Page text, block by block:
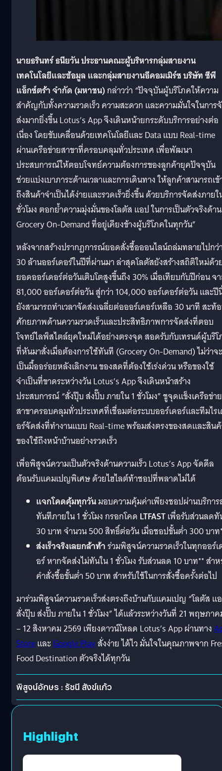
นายธรินทร์ ธนียวันประธานคณะผู้บริหารกลุ่มสายงาน
เทคโนโลยีและข้อมูล และกลุ่มสายงานอีคอมเมิร์ซ บริษัท ซีพี
แอ็กซ์ตร้า จำกัด (มหาชน)กล่าวว่า “ปัจจุบันผู้บริโภคให้ความ
สำคัญกับทั้งความรวดเร็ว ความสะดวก และความมั่นใจในการ
ส่งมากยิ่งขึ้น Lotus’s App จึงเดินหน้ายกระดับบริการอย่างต่อ
เนื่อง โดยขับเคลื่อนด้วยเทคโนโลยีและ Data แบบ Real-time
ผ่านเครือข่ายสาขาที่ครอบคลุมทั่วประเทศ เพื่อพัฒนา
ประสบการณ์ให้ตอบโจทย์ความต้องการของลูกค้ายุคปัจจุบัน
ช่วยแบ่งเบาภาระด้านเวลาและการเดินทาง ให้ลูกค้าสามารถเข้
ถึงสินค้าจำเป็นได้ง่ายและรวดเร็วยิ่งขึ้น ด้วยบริการจัดส่งภายใ
ชั่วโมง ตอกย้ำความมุ่งมั่นของโลตัส แอป ในการเป็นตัวจริงด้าน
Grocery On-Demand ที่อยู่เคียงข้างผู้บริโภคในทุกวัน”
หลังจากสร้างปรากฏการณ์ยอดสั่งซื้อออนไลน์ถล่มทลายไปกว่
30 ล้านออร์เดอร์ในปีที่ผ่านมา ล่าสุดโลตัสยังสร้างสถิติใหม่ด้ว
ยอดออร์เดอร์ต่อวันเติบโตสูงขึ้นถึง 30% เมื่อเทียบกับปีก่อน จ
81,000 ออร์เดอร์ต่อวัน สู่กว่า 104,000 ออร์เดอร์ต่อวัน และปี
ยังสามารถทำเวลาจัดส่งเฉลี่ยต่อออร์เดอร์เหลือ 30 นาที สะท้
ศักยภาพด้านความรวดเร็วและประสิทธิภาพการจัดส่งที่ตอบ
โจทย์ไลฟ์สไตล์ยุคใหม่ได้อย่างตรงจุด สอดรับกับเทรนด์ผู้บริ
ที่หันมาสั่งเมื่อต้องการใช้ทันที (Grocery On-Demand) ไม่ว่าจะ
เป็นมื้ออร่อยหลังเลิกงาน ของสดที่ต้องใช้เร่งด่วน หรือของใช้
จำเป็นที่ขาดระหว่างวัน Lotus’s App จึงเดินหน้าสร้าง
ประสบการณ์ “สั่งปุ๊บ ส่งปั๊บ ภายใน 1 ชั่วโมง” ชูจุดแข็งเครือข่าย
สาขาครอบคลุมทั่วประเทศที่เชื่อมต่อระบบออร์เดอร์และทีมไร
อร์จัดส่งที่ทำงานแบบ Real-time พร้อมส่งตรงของสดและสิน
ของใช้ถึงหน้าบ้านอย่างรวดเร็ว
เพื่อพิสูจน์ความเป็นตัวจริงด้านความเร็ว Lotus’s App จัดดีล
ต้อนรับแคมเปญพิเศษ ด้วยไฮไลต์ท้าชอปที่พลาดไม่ได้
แจกโคดคุ้มทุกวันมอบความคุ้มค่าเพียงชอปผ่านบริการ
ทันทีภายใน 1 ชั่วโมง กรอกโคด LTFASTเพื่อรับส่วนลด
30 บาท จำนวน 500 สิทธิ์ต่อวัน เมื่อชอปขั้นต่ำ 300 บา
ส่งเร็วจริงเลยกล้าท้าร่วมพิสูจน์ความรวดเร็วในทุกออร์เ
อร์ หากจัดส่งไม่ทันใน 1 ชั่วโมง รับส่วนลด 10 บาท** สำ
คำสั่งซื้อขั้นต่ำ 50 บาท สำหรับใช้ในการสั่งซื้อครั้งต่อไป
มาร่วมพิสูจน์ความรวดเร็วส่งตรงถึงบ้านกับแคมเปญ “โลตัส แ
สั่งปุ๊บ ส่งปั๊บ ภายใน 1 ชั่วโมง” ได้แล้วระหว่างวันที่ 21 พฤษภา
– 12 สิงหาคม 2569 เพียงดาวน์โหลด Lotus’s App ผ่านทาง
StoreและGoogle Playสั่งง่าย ได้ไว มั่นใจในคุณภาพจาก
Food Destination ตัวจริงได้ทุกวัน
พิสูจน์อักษร : รัชนี สังข์แก้ว
Highlight